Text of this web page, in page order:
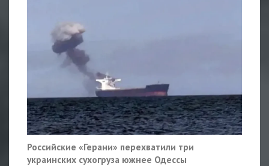
Российские «Герани» перехватили три
украинских сухогруза южнее Одессы